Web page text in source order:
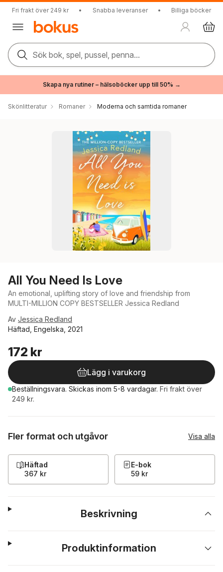
Fri frakt över 249 kr • Snabba leveranser • Billiga böcker
Sök bok, spel, pussel, penna...
Skapa nya rutiner – hälsoböcker upp till 50% →
Skönlitteratur Romaner Moderna och samtida romaner
All You Need Is Love
An emotional, uplifting story of love and friendship from
MULTI-MILLION COPY BESTSELLER Jessica Redland
Av Jessica Redland
Häftad, Engelska, 2021
172 kr
Lägg i varukorg
Beställningsvara. Skickas inom 5-8 vardagar. Fri frakt över
249 kr.
Fler format och utgåvor Visa alla
Häftad
367 kr
E-bok
59 kr
Beskrivning
Produktinformation